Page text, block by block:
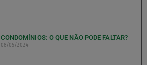
CONDOMÍNIOS: O QUE NÃO PODE FALTAR?
08/05/2024